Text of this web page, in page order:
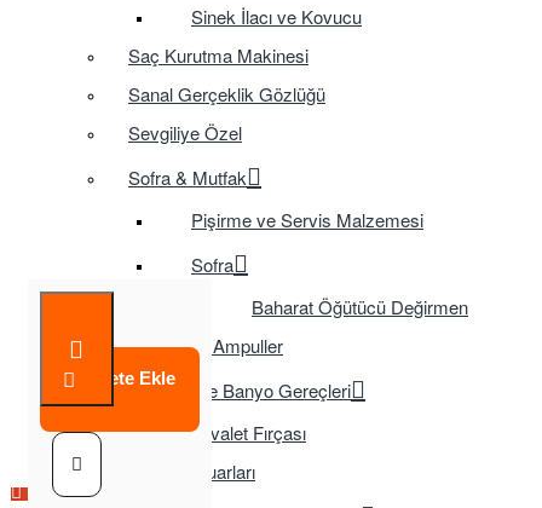
Sinek İlacı ve Kovucu
Saç Kurutma Makinesi
Sanal Gerçeklik Gözlüğü
Sevgiliye Özel
Sofra & Mutfak
Pişirme ve Servis Malzemesi
Sofra
Baharat Öğütücü Değirmen
Tasarruflu Ampuller
Temizlik ve Banyo Gereçleri
Tuvalet Fırçası
TV Aksesuarları
Sepete Ekle
Çok Satılan Ürün